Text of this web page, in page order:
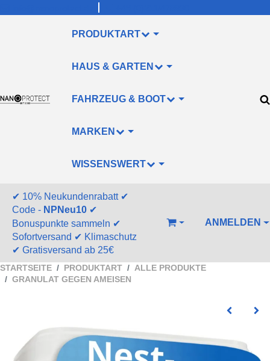
PRODUKTART
HAUS & GARTEN
FAHRZEUG & BOOT
MARKEN
WISSENSWERT
✔ 10% Neukundenrabatt✔
Code - NPNeu10 ✔
Bonuspunkte sammeln ✔
Sofortversand ✔ Klimaschutz
✔ Gratisversand ab 25€
WARENKORBANMELDEN
STARTSEITE PRODUKTART
ALLE PRODUKTE
GRANULAT GEGEN AMEISEN